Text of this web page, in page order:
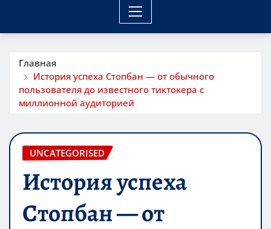
Главная
История успеха Стопбан — от обычного
пользователя до известного тиктокера с
миллионной аудиторией
UNCATEGORISED
История успеха
Стопбан — от